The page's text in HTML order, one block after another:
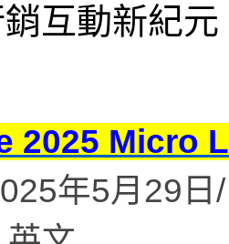
互動新紀元
2025 Micro
年5月29日